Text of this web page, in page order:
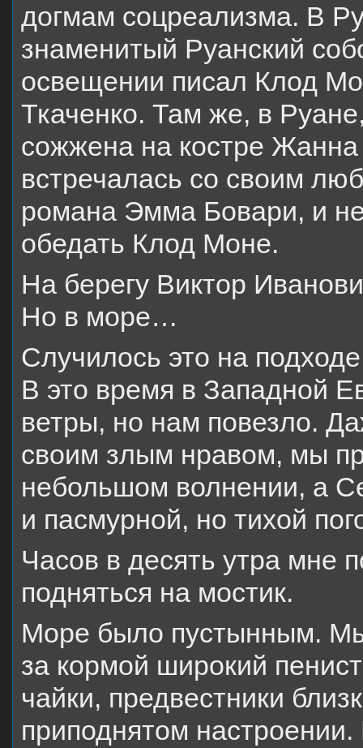
догмам соцреализма. В
знаменитый Руанский
освещении писал Клод
Ткаченко. Там же, в
сожжена на костре Жанна
встречалась со своим
романа Эмма Бовари, и
обедать Клод Моне.
На берегу Виктор
Но в море…
Случилось это на
В это время в Западной
ветры, но нам повезло.
своим злым нравом, мы
небольшом волнении, а
и пасмурной, но тихой
Часов в десять утра мне
подняться на мостик.
Море было пустынным.
за кормой широкий
чайки, предвестники
приподнятом